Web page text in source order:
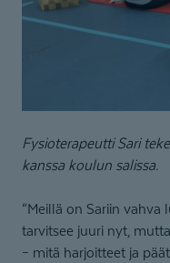
Fysioterapeutti Sari
kanssa koulun salissa.
“Meillä on Sariin
tarvitsee juuri nyt,
– mitä harjoitteet ja